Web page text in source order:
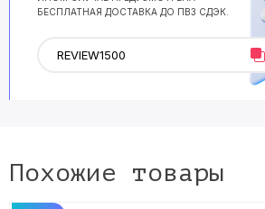
БЕСПЛАТНАЯ ДОСТАВКА ДО ПВЗ СДЭК.
Похожие товары